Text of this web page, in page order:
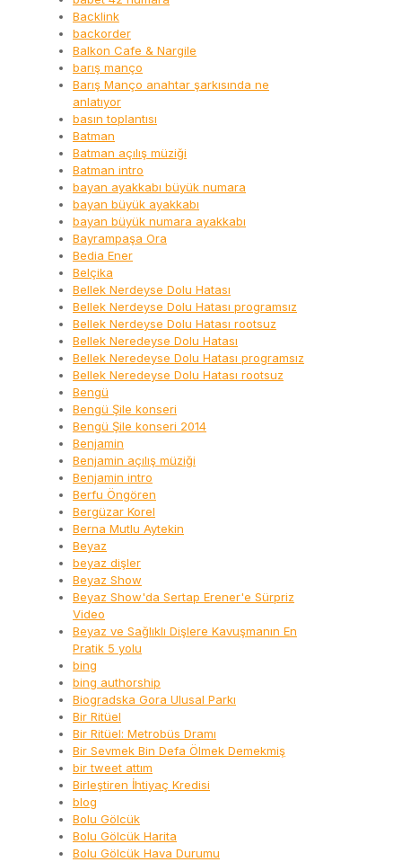
Backlink
backorder
Balkon Cafe & Nargile
barış manço
Barış Manço anahtar şarkısında ne
anlatıyor
basın toplantısı
Batman
Batman açılış müziği
Batman intro
bayan ayakkabı büyük numara
bayan büyük ayakkabı
bayan büyük numara ayakkabı
Bayrampaşa Ora
Bedia Ener
Belçika
Bellek Nerdeyse Dolu Hatası
Bellek Nerdeyse Dolu Hatası programsız
Bellek Nerdeyse Dolu Hatası rootsuz
Bellek Neredeyse Dolu Hatası
Bellek Neredeyse Dolu Hatası programsız
Bellek Neredeyse Dolu Hatası rootsuz
Bengü
Bengü Şile konseri
Bengü Şile konseri 2014
Benjamin
Benjamin açılış müziği
Benjamin intro
Berfu Öngören
Bergüzar Korel
Berna Mutlu Aytekin
Beyaz
beyaz dişler
Beyaz Show
Beyaz Show'da Sertap Erener'e Sürpriz
Video
Beyaz ve Sağlıklı Dişlere Kavuşmanın En
Pratik 5 yolu
bing
bing authorship
Biogradska Gora Ulusal Parkı
Bir Ritüel
Bir Ritüel: Metrobüs Dramı
Bir Sevmek Bin Defa Ölmek Demekmiş
bir tweet attım
Birleştiren İhtiyaç Kredisi
blog
Bolu Gölcük
Bolu Gölcük Harita
Bolu Gölcük Hava Durumu